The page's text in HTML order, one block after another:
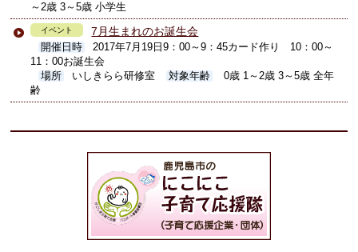
～2歳 3～5歳 小学生
イベント 7月生まれのお誕生会
開催日時
2017年7月19日9：00～9：45カード作り 10：00～
11：00お誕生会
場所
いしきらら研修室 対象年齢
0歳 1～2歳 3～5歳 全年
齢